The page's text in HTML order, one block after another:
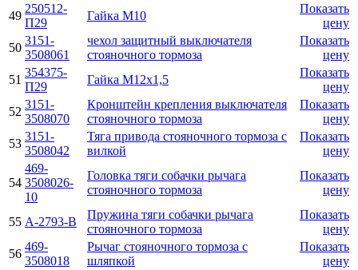
49
250512-
П29
Гайка М10
Показать
цену
50
3151-
3508061
чехол защитный выключателя
стояночного тормоза
Показать
цену
51
354375-
П29
Гайка M12x1,5
Показать
цену
52
3151-
3508070
Кронштейн крепления выключателя
стояночного тормоза
Показать
цену
53
3151-
3508042
Тяга привода стояночного тормоза с
вилкой
Показать
цену
54
469-
3508026-
10
Головка тяги собачки рычага
стояночного тормоза
Показать
цену
55 А-2793-В
Пружина тяги собачки рычага
стояночного тормоза
Показать
цену
56
469-
3508018
Рычаг стояночного тормоза с
шляпкой
Показать
цену